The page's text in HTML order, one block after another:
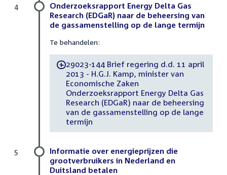
Onderzoeksrapport Energy Delta Gas
Research (EDGaR) naar de beheersing van
de gassamenstelling op de lange termijn
Te behandelen:
-29023-144 Brief regering d.d. 11 april
2013 - H.G.J. Kamp, minister van
Economische Zaken
Onderzoeksrapport Energy Delta Gas
Research (EDGaR) naar de beheersing
van de gassamenstelling op de lange
termijn
4
Informatie over energieprijzen die
grootverbruikers in Nederland en
Duitsland betalen
5